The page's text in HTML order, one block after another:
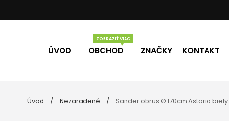
ÚVOD OBCHOD
Vône Darčekové poukážky
ZNAČKY KONTAKT
Úvod Nezaradené Sander obrus Ø 170cm Astoria biely